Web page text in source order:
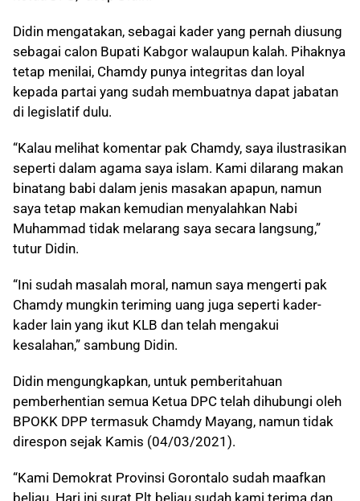
Didin mengatakan, sebagai kader yang pernah diusung
sebagai calon Bupati Kabgor walaupun kalah. Pihaknya
tetap menilai, Chamdy punya integritas dan loyal
kepada partai yang sudah membuatnya dapat jabatan
di legislatif dulu.
“Kalau melihat komentar pak Chamdy, saya ilustrasikan
seperti dalam agama saya islam. Kami dilarang makan
binatang babi dalam jenis masakan apapun, namun
saya tetap makan kemudian menyalahkan Nabi
Muhammad tidak melarang saya secara langsung,”
tutur Didin.
“Ini sudah masalah moral, namun saya mengerti pak
Chamdy mungkin teriming uang juga seperti kader-
kader lain yang ikut KLB dan telah mengakui
kesalahan,” sambung Didin.
Didin mengungkapkan, untuk pemberitahuan
pemberhentian semua Ketua DPC telah dihubungi oleh
BPOKK DPP termasuk Chamdy Mayang, namun tidak
direspon sejak Kamis (04/03/2021).
“Kami Demokrat Provinsi Gorontalo sudah maafkan